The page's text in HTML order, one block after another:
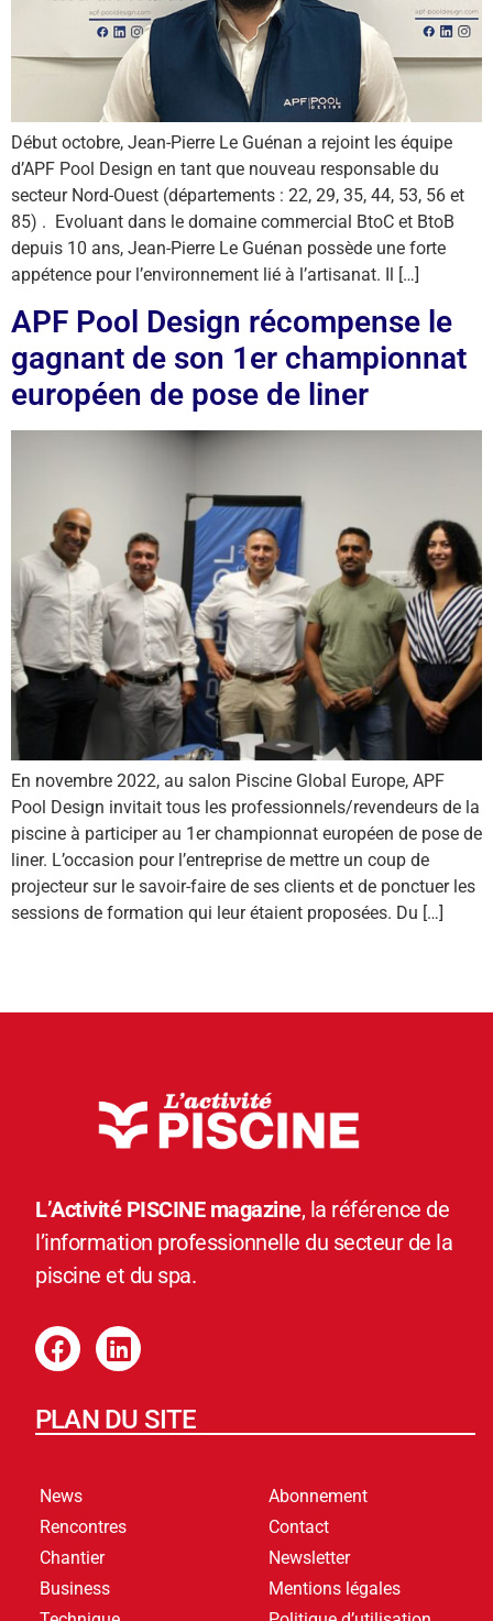
Début octobre, Jean-Pierre Le Guénan a rejoint les équipe
d’APF Pool Design en tant que nouveau responsable du
secteur Nord-Ouest (départements : 22, 29, 35, 44, 53, 56 et
85) . Evoluant dans le domaine commercial BtoC et BtoB
depuis 10 ans, Jean-Pierre Le Guénan possède une forte
appétence pour l’environnement lié à l’artisanat. Il […]
APF Pool Design récompense le
gagnant de son 1er championnat
européen de pose de liner
En novembre 2022, au salon Piscine Global Europe, APF
Pool Design invitait tous les professionnels/revendeurs de la
piscine à participer au 1er championnat européen de pose de
liner. L’occasion pour l’entreprise de mettre un coup de
projecteur sur le savoir-faire de ses clients et de ponctuer les
sessions de formation qui leur étaient proposées. Du […]
L’Activité PISCINE magazine, la référence de
l’information professionnelle du secteur de la
piscine et du spa.
PLAN DU SITE
News
Rencontres
Chantier
Business
Abonnement
Contact
Newsletter
Mentions légales